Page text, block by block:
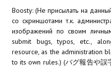
Патчи
Mass Effect 2
Mass Effect 3
Boosty: (Не присылать на
со скриншотами т.к.
изображений по своим
submit bugs, typos, etc.,
resource, as the administration
to its own rules.) (バグ報告や